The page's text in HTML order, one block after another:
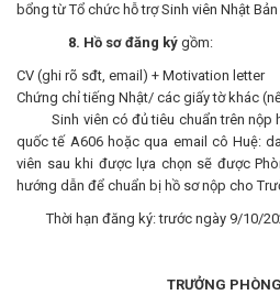
bổng từ Tổ chức hỗ trợ Sinh viên Nhật
8. Hồ sơ đăng ký gồm:
CV (ghi rõ sđt, email) + Motivation letter
Chứng chỉ tiếng Nhật/ các giấy tờ khác
Sinh viên có đủ tiêu chuẩn trên nộp
quốc tế A606 hoặc qua email cô Huệ:
viên sau khi được lựa chọn sẽ được
hướng dẫn để chuẩn bị hồ sơ nộp cho
Thời hạn đăng ký: trước ngày 9/10/
TRƯỞNG PHÒNG